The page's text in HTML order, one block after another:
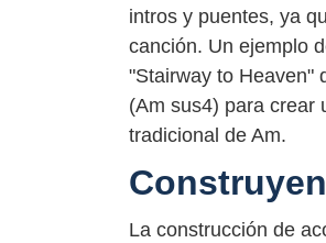
intros y puentes, ya
canción. Un ejemplo
"Stairway to Heaven"
(Am sus4) para crear
tradicional de Am.
La construcción de